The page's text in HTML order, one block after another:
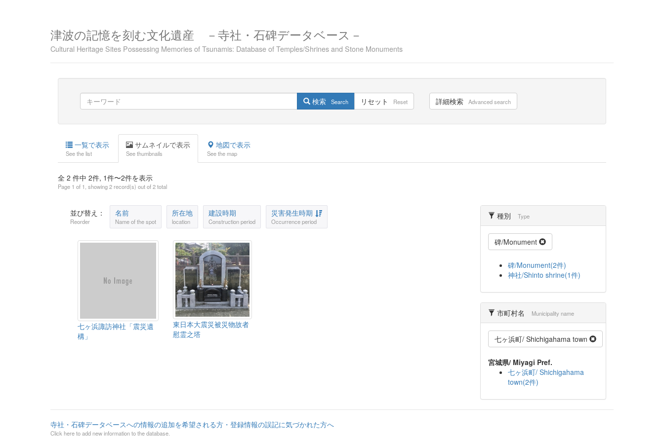
津波の記憶を刻む文化遺産 －寺社・石碑データベース－
Cultural Heritage Sites Possessing Memories of Tsunamis: Database of Temples/Shrines and Stone Monuments
検索 Search リセット Reset 詳細検索 Advanced search
一覧で表示
See the list
サムネイルで表示
See thumbnails
地図で表示
See the map
全 2 件中 2件, 1件〜2件を表示
Page 1 of 1, showing 2 record(s) out of 2 total
並び替え：
Reorder
名前
Name of the spot
所在地
location
建設時期
Construction period
災害発生時期
Occurrence period
七ヶ浜諏訪神社「震災遺
構」
東日本大震災被災物故者
慰霊之塔
種別 Type
碑/Monument
碑/Monument(2件)
神社/Shinto shrine(1件)
市町村名 Municipality name
七ヶ浜町/ Shichigahama town
宮城県/ Miyagi Pref.
七ヶ浜町/ Shichigahama
town(2件)
寺社・石碑データベースへの情報の追加を希望される方・登録情報の誤記に気づかれた方へ
Click here to add new information to the database.